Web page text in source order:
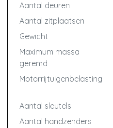
Aantal deuren
Aantal zitplaatsen
Gewicht
Maximum massa
geremd
Motorrijtuigenbelasting
Aantal sleutels
Aantal handzenders